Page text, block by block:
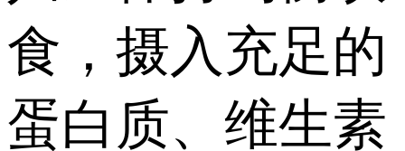
食，摄入充足的
蛋白质、维生素